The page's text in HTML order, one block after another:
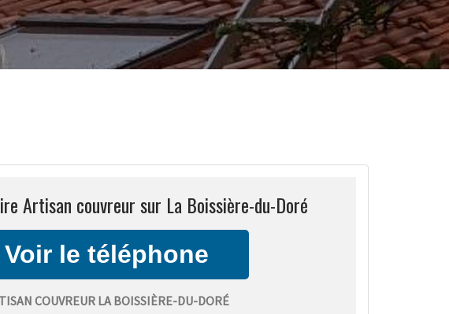
Artisan couvreur sur La Boissière-du-Doré
COUVREUR LA BOISSIÈRE-DU-DORÉ